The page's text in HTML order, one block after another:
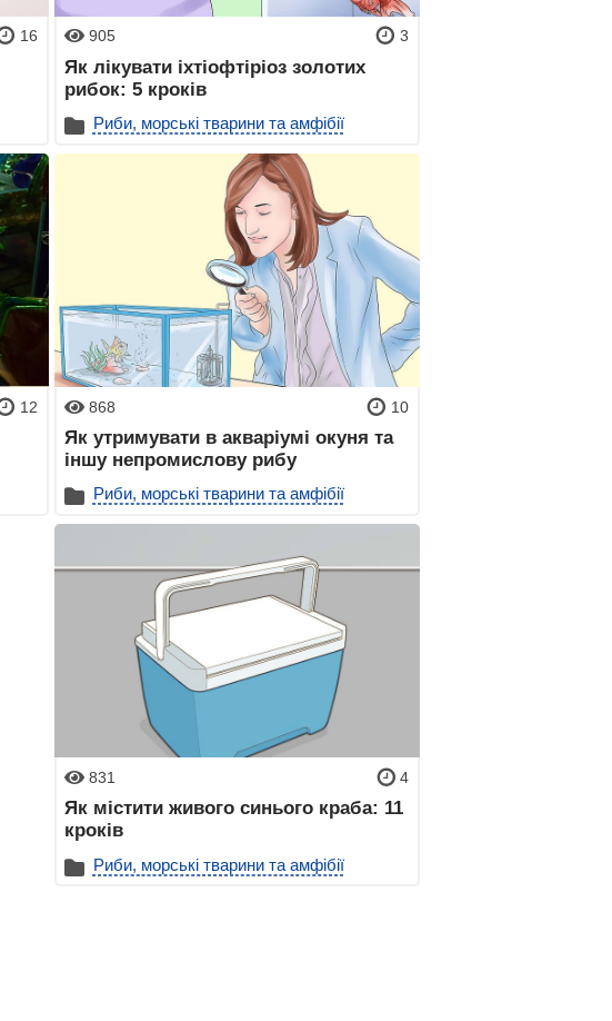
16 905 3
Як лікувати іхтіофтіріоз золотих
рибок: 5 кроків
Риби, морські тварини та амфібії
12 868 10
Як утримувати в акваріумі окуня та
іншу непромислову рибу
Риби, морські тварини та амфібії
831 4
Як містити живого синього краба: 11
кроків
Риби, морські тварини та амфібії